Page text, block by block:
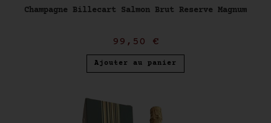
Champagne Billecart Salmon Brut Reserve Magnum
99,50 €
Ajouter au panier